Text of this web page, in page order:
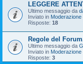
LEGGERE
Ultimo messaggio da
Inviato in Moderazione
Risposte: 18
Regole del
Ultimo messaggio da
Inviato in Moderazione
Risposte: 3